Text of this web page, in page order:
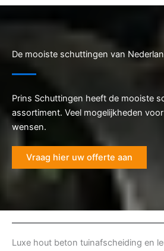
De mooiste schuttingen van
Prins Schuttingen heeft de mooiste
assortiment. Veel mogelijkheden
wensen.
Vraag hier uw offerte aan
Luxe hout beton tuinafscheiding en